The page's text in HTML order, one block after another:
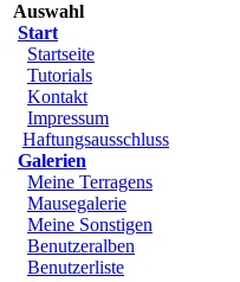
Auswahl
Start
Startseite
Tutorials
Kontakt
Impressum
Haftungsausschluss
Galerien
Meine Terragens
Mausegalerie
Meine Sonstigen
Benutzeralben
Benutzerliste